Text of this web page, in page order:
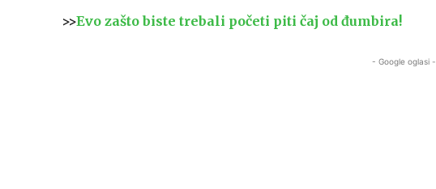
>>Evo zašto biste trebali početi piti čaj od đumbira!
- Google oglasi -